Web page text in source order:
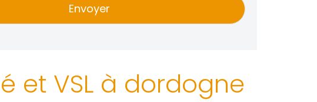
Envoyer
et VSL à dordogne